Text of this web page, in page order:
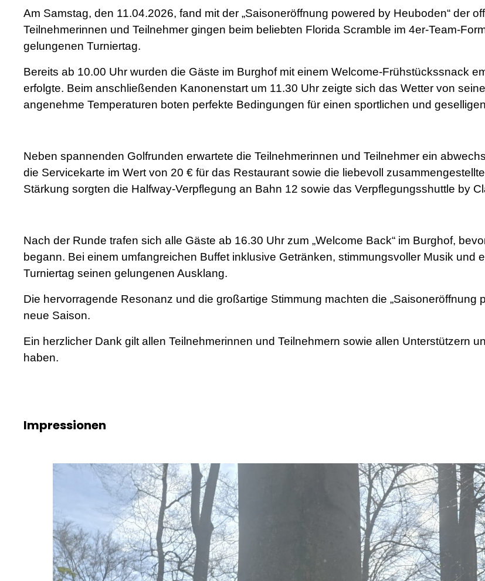
Am Samstag, den 11.04.2026, fand mit der „Saisoneröffnung powered by Heuboden“ der
Teilnehmerinnen und Teilnehmer gingen beim beliebten Florida Scramble im 4er-Team-
gelungenen Turniertag.
Bereits ab 10.00 Uhr wurden die Gäste im Burghof mit einem Welcome-Frühstückssnack
erfolgte. Beim anschließenden Kanonenstart um 11.30 Uhr zeigte sich das Wetter von
angenehme Temperaturen boten perfekte Bedingungen für einen sportlichen und
Neben spannenden Golfrunden erwartete die Teilnehmerinnen und Teilnehmer ein
die Servicekarte im Wert von 20 € für das Restaurant sowie die liebevoll
Stärkung sorgten die Halfway-Verpflegung an Bahn 12 sowie das Verpflegungsshuttle by
Nach der Runde trafen sich alle Gäste ab 16.30 Uhr zum „Welcome Back“ im Burghof,
begann. Bei einem umfangreichen Buffet inklusive Getränken, stimmungsvoller Musik und
Turniertag seinen gelungenen Ausklang.
Die hervorragende Resonanz und die großartige Stimmung machten die „Saisoneröffnung
neue Saison.
Ein herzlicher Dank gilt allen Teilnehmerinnen und Teilnehmern sowie allen Unterstützern
haben.
Impressionen
Bildergalerie überspringen